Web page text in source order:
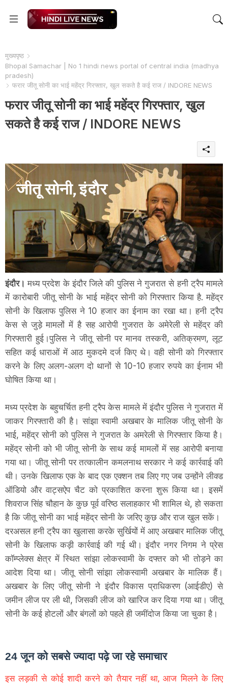
मुख्यपृष्ठ
Bhopal Samachar | No 1 hindi news portal of central india (madhya
pradesh)
फरार जीतू सोनी का भाई महेंद्र गिरफ्तार, खुल सकते है कई राज / INDORE NEWS
फरार जीतू सोनी का भाई महेंद्र गिरफ्तार, खुल
सकते है कई राज / INDORE NEWS
इंदौर। मध्य प्रदेश के इंदौर जिले की पुलिस ने गुजरात से हनी ट्रैप मामले
में कारोबारी जीतू सोनी के भाई महेंद्र सोनी को गिरफ्तार किया है. महेंद्र
सोनी के खिलाफ पुलिस ने 10 हजार का ईनाम का रखा था। हनी ट्रैप
केस से जुड़े मामलों में है सह आरोपी गुजरात के अमेरेली से महेंद्र की
गिरफ्तारी हुई।पुलिस ने जीतू सोनी पर मानव तस्करी, अतिक्रमण, लूट
सहित कई धाराओं में आठ मुकदमे दर्ज किए थे। वही सोनी को गिरफ्तार
करने के लिए अलग-अलग दो थानों से 10-10 हजार रुपये का ईनाम भी
घोषित किया था।
मध्य प्रदेश के बहुचर्चित हनी ट्रैप केस मामले में इंदौर पुलिस ने गुजरात में
जाकर गिरफ्तारी की है। सांझा स्वामी अखबार के मालिक जीतू सोनी के
भाई, महेंद्र सोनी को पुलिस ने गुजरात के अमरेली से गिरफ्तार किया है।
महेंद्र सोनी को भी जीतू सोनी के साथ कई मामलों में सह आरोपी बनाया
गया था। जीतू सोनी पर तत्कालीन कमलनाथ सरकार ने कई कार्रवाई की
थी। उनके खिलाफ एक के बाद एक एक्शन तब लिए गए जब उन्होंने लीक्ड
ऑडियो और वाट्सऐप चैट को प्रकाशित करना शुरू किया था। इसमें
शिवराज सिंह चौहान के कुछ पूर्व वरिष्ठ सलाहकार भी शामिल थे, हो सकता
है कि जीतू सोनी का भाई महेंद्र सोनी के जरिए कुछ और राज खुल सकें।
दरअसल हनी ट्रैप का खुलासा करके सुर्खियों में आए अखबार मालिक जीतू
सोनी के खिलाफ कड़ी कार्रवाई की गई थी। इंदौर नगर निगम ने प्रेस
कॉम्प्लेक्स क्षेत्र में स्थित सांझा लोकस्वामी के दफ्तर को भी तोड़ने का
आदेश दिया था। जीतू सोनी सांझा लोकस्वामी अखबार के मालिक हैं।
अखबार के लिए जीतू सोनी ने इंदौर विकास प्राधिकरण (आईडीए) से
जमीन लीज पर ली थी, जिसकी लीज को खारिज कर दिया गया था। जीतू
सोनी के कई होटलों और बंगलों को पहले ही जमींदोज किया जा चुका है।
24 जून को सबसे ज्यादा पढ़े जा रहे समाचार
इस लड़की से कोई शादी करने को तैयार नहीं था, आज मिलने के लिए